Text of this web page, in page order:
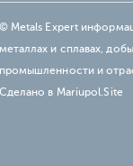
© Metals Expert
металлах и сплавах,
промышленности и
Сделано в Mariupol.Site